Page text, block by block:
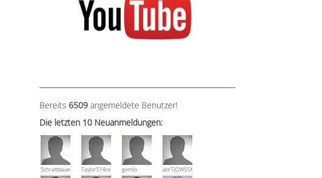
Bereits 6509 angemeldete Benutzer!
Die letzten 10 Neuanmeldungen:
Schrattbauer Taylor514ce gemlo abrTjQWSSXuVznPolE